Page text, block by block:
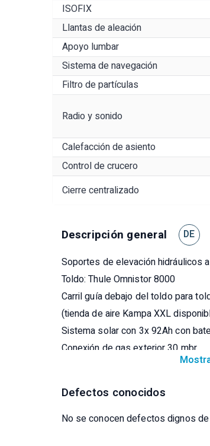
ISOFIX
Llantas de aleación
Apoyo lumbar
Sistema de navegación
Filtro de partículas
Radio y sonido
Calefacción de asiento
Control de crucero
Cierre centralizado
Descripción general DE
Soportes de elevación hidráulicos
Toldo: Thule Omnistor 8000
Carril guía debajo del toldo para
(tienda de aire Kampa XXL
Sistema solar con 3x 92Ah con
Conexión de gas exterior 30 mbr
Pantalla Duo Control (para 2
Asientos de cuero acolchado en
Defectos conocidos
No se conocen defectos dignos